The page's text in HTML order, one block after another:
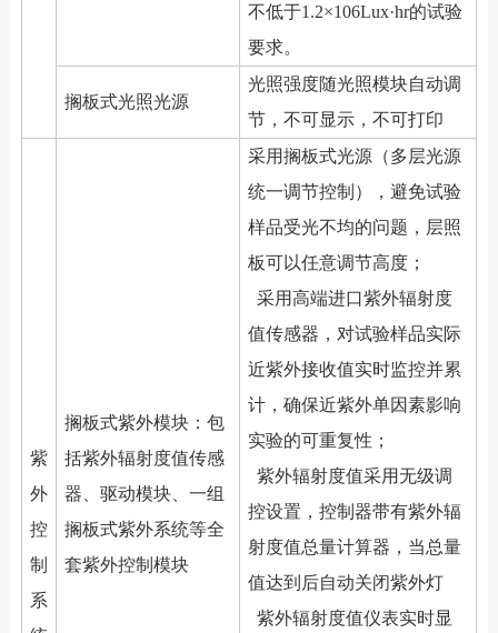
不低于1.2×106Lux·hr的试验
要求。
搁板式光照光源
光照强度随光照模块自动调
节，不可显示，不可打印
紫
外
控
制
系
搁板式紫外模块：包
括紫外辐射度值传感
器、驱动模块、一组
搁板式紫外系统等全
套紫外控制模块
采用搁板式光源（多层光源
统一调节控制），避免试验
样品受光不均的问题，层照
板可以任意调节高度；
采用高端进口紫外辐射度
值传感器，对试验样品实际
近紫外接收值实时监控并累
计，确保近紫外单因素影响
实验的可重复性；
紫外辐射度值采用无级调
控设置，控制器带有紫外辐
射度值总量计算器，当总量
值达到后自动关闭紫外灯
紫外辐射度值仪表实时显